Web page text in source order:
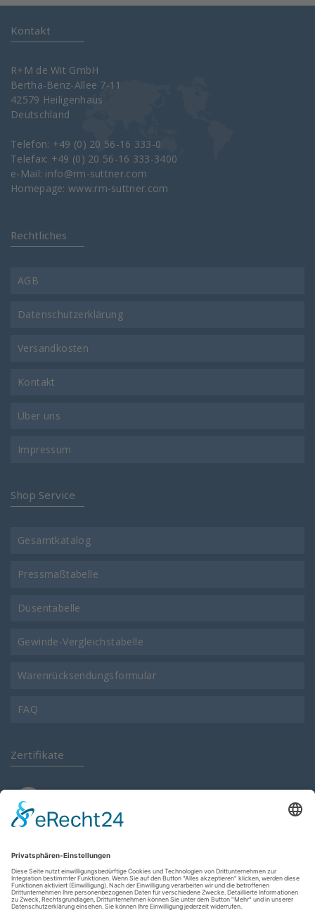
Kontakt
R+M de Wit GmbH
Bertha-Benz-Allee 7-11
42579 Heiligenhaus
Deutschland
Telefon: +49 (0) 20 56-16 333-0
Telefax: +49 (0) 20 56-16 333-3400
e-Mail: info@rm-suttner.com
Homepage:www.rm-suttner.com
Rechtliches
AGB
Datenschutzerklärung
Versandkosten
Kontakt
Über uns
Impressum
Shop Service
Gesamtkatalog
Pressmaßtabelle
Düsentabelle
Gewinde-Vergleichstabelle
Warenrücksendungsformular
FAQ
Zertifikate